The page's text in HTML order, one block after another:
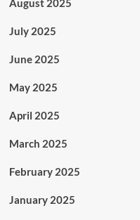
July 2025
June 2025
May 2025
April 2025
March 2025
February 2025
January 2025